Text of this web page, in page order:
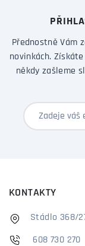
Přednostně Vám
novinkách.
někdy zašleme
KONTAKTY
Stádlo 368/
608 730 270